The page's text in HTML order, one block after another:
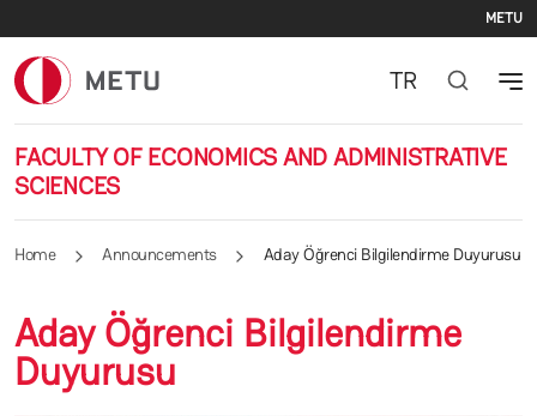
METU
FACULTY OF ECONOMICS AND ADMINISTRATIVE
SCIENCES
TR
Home Announcements Aday Öğrenci Bilgilendirme Duyurusu
Aday Öğrenci Bilgilendirme
Duyurusu